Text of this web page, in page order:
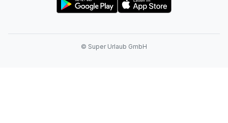
© Super Urlaub GmbH